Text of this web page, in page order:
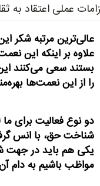
عملی اعتقاد به
عالی‌ترین مرتبه شکر
علاوه بر اینکه این
بستند سعی می‌کنند
را از این نعمت‌ها
دو نوع فعالیت برای
شناخت حق، با انس
یکی هم باید در جهت
مواظب باشیم به دام